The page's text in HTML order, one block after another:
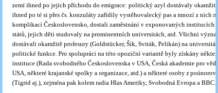
zemí ihned po jejich příchodu do emigrace: politický azyl dostávaly
ihned po té si přes čs. konzuláty zařídily vystěhovalecký pas a mnozí z nich
komplikací Československo, dostali zaměstnání v exponovaných institucích
států, jejich děti studovaly na prominentních universi­tách, atd. Všichni
dostávali okamžitě profesury (Goldstücker, Šik, Sviták, Pelikán) na
politické funkce. Pro spolupráci na této opoziční variantě byly získány
instituce (Rada svobodného Československa v USA, Česká akademie pro
USA, některé krajanské spolky a organizace, atd.) a některé osoby z
(Tigrid aj.), zejména pak kolem radia Hlas Ameriky, Svobodná Evropa a BBC.